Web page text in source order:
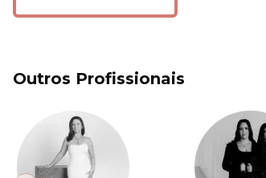
Outros Profissionais